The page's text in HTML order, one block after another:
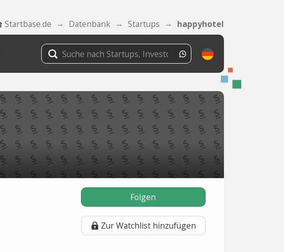
Startbase.de Datenbank Startups happyhotel
Folgen
Zur Watchlist hinzufügen